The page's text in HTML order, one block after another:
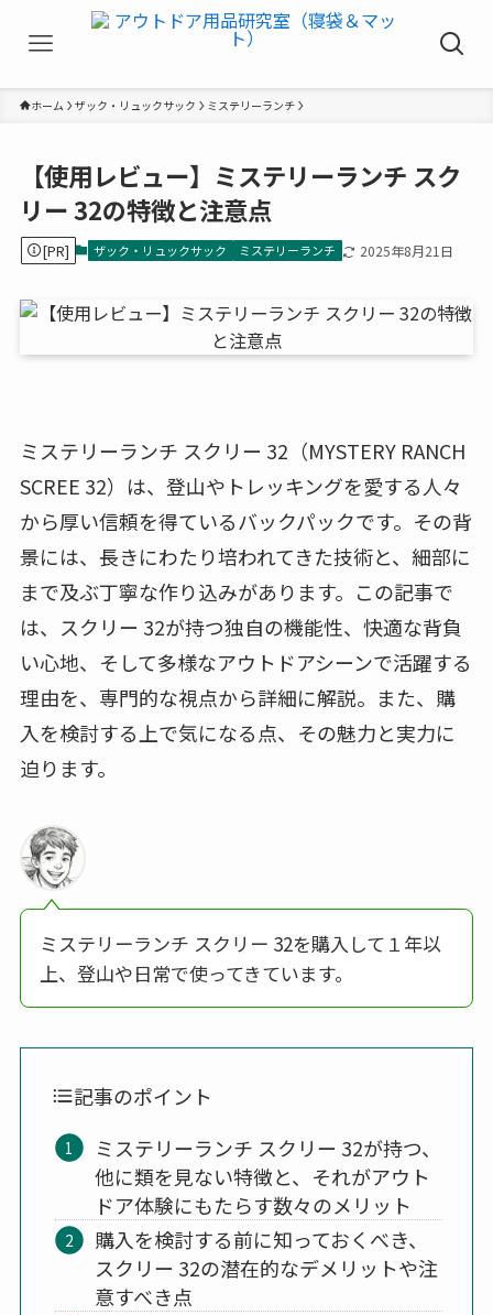
ホーム ザック・リュックサック ミステリーランチ
【使用レビュー】ミステリーランチ スク
リー 32の特徴と注意点
[PR] ザック・リュックサック ミステリーランチ 2025年8月21日
ミステリーランチ スクリー 32（MYSTERY RANCH
SCREE 32）は、登山やトレッキングを愛する人々
から厚い信頼を得ているバックパックです。その背
景には、長きにわたり培われてきた技術と、細部に
まで及ぶ丁寧な作り込みがあります。この記事で
は、スクリー 32が持つ独自の機能性、快適な背負
い心地、そして多様なアウトドアシーンで活躍する
理由を、専門的な視点から詳細に解説。また、購
入を検討する上で気になる点、その魅力と実力に
迫ります。
ミステリーランチ スクリー 32を購入して１年以
上、登山や日常で使ってきています。
記事のポイント
ミステリーランチ スクリー 32が持つ、
他に類を見ない特徴と、それがアウト
ドア体験にもたらす数々のメリット
購入を検討する前に知っておくべき、
スクリー 32の潜在的なデメリットや注
意すべき点